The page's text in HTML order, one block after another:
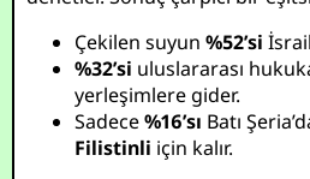
Çekilen suyun%52’si
%32’si uluslararası
yerleşimlere gider.
Sadece%16’sı Batı
Filistinli için kalır.